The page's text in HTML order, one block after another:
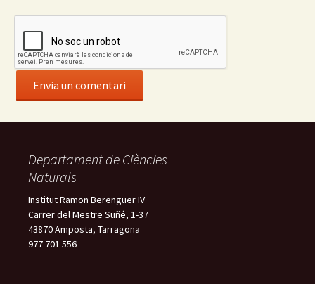
Departament de Ciències
Naturals
Institut Ramon Berenguer IV
Carrer del Mestre Suñé, 1-37
43870 Amposta, Tarragona
977 701 556